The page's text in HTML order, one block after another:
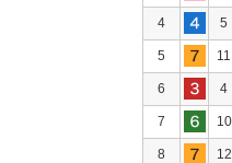
4 5
5 11
6 4
7 10
8 12